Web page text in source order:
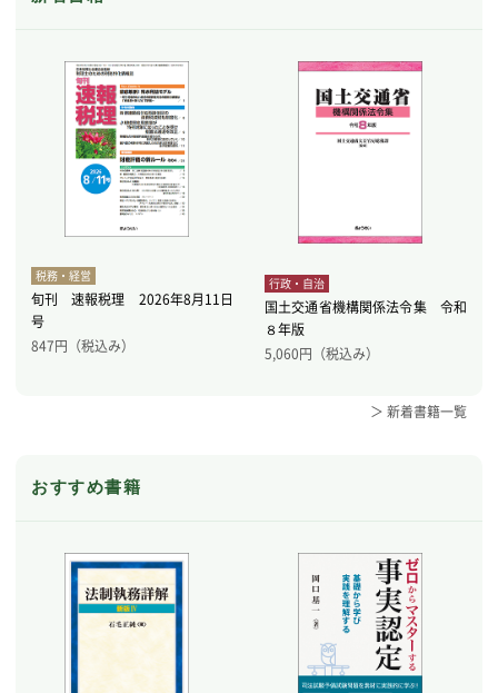
税務・経営
旬刊 速報税理 2026年8月11日
号
847円（税込み）
行政・自治
国土交通省機構関係法令集 令和
８年版
5,060円（税込み）
＞ 新着書籍一覧
おすすめ書籍